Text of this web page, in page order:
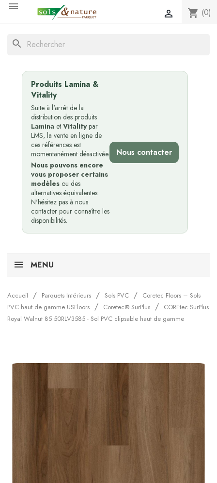

shopping_cart (0)

search
Produits Lamina &
Vitality
Suite à l'arrêt de la
distribution des produits
Lamina et Vitalitypar
LMS, la vente en ligne de
ces références est
momentanément désactivée.
Nous pouvons encore
vous proposer certains
modèles ou des
alternatives équivalentes.
N'hésitez pas à nous
contacter pour connaître les
disponibilités.
Nous contacter
MENU
Accueil Parquets Intérieurs Sols PVC
Coretec Floors – Sols
PVC haut de gamme USFloors
Coretec® SurPlus
COREtec SurPlus
Royal Walnut 85 50RLV3585 - Sol PVC clipsable haut de gamme